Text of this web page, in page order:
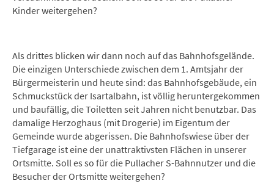
Kinder weitergehen?
Als drittes blicken wir dann noch auf das Bahnhofsgelände.
Die einzigen Unterschiede zwischen dem 1. Amtsjahr der
Bürgermeisterin und heute sind: das Bahnhofsgebäude, ein
Schmuckstück der Isartalbahn, ist völlig heruntergekommen
und baufällig, die Toiletten seit Jahren nicht benutzbar. Das
damalige Herzoghaus (mit Drogerie) im Eigentum der
Gemeinde wurde abgerissen. Die Bahnhofswiese über der
Tiefgarage ist eine der unattraktivsten Flächen in unserer
Ortsmitte. Soll es so für die Pullacher S-Bahnnutzer und die
Besucher der Ortsmitte weitergehen?